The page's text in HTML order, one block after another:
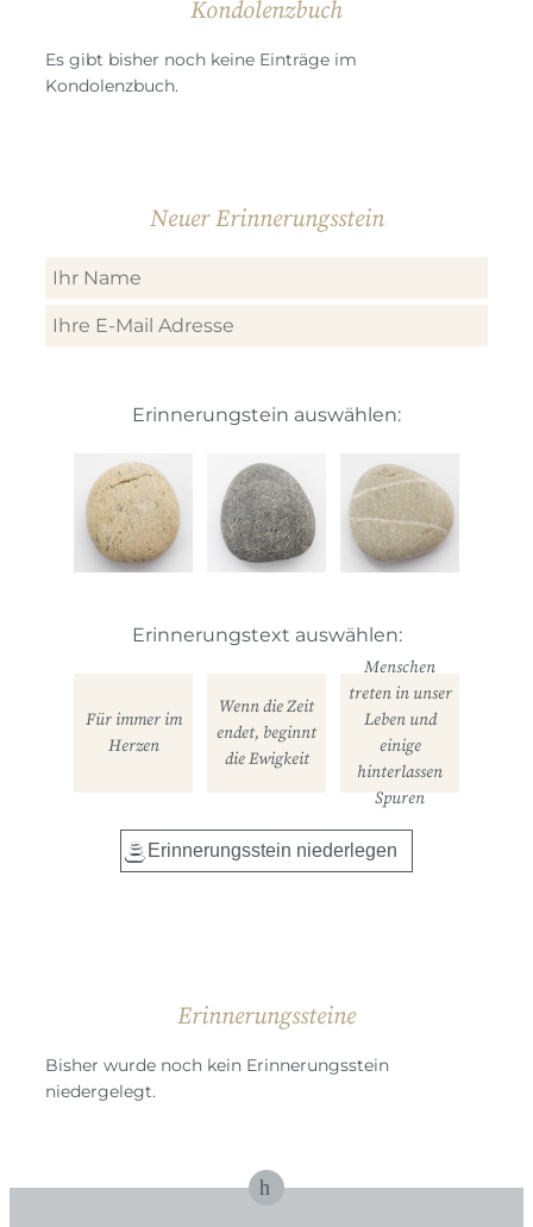
Kondolenzbuch
Es gibt bisher noch keine Einträge im
Kondolenzbuch.
Neuer Erinnerungsstein
Erinnerungstein auswählen:
Erinnerungstext auswählen:
Für immer im
Herzen
Wenn die Zeit
endet, beginnt
die Ewigkeit
Menschen
treten in unser
Leben und
einige
hinterlassen
Spuren
Erinnerungssteine
Bisher wurde noch kein Erinnerungsstein
niedergelegt.